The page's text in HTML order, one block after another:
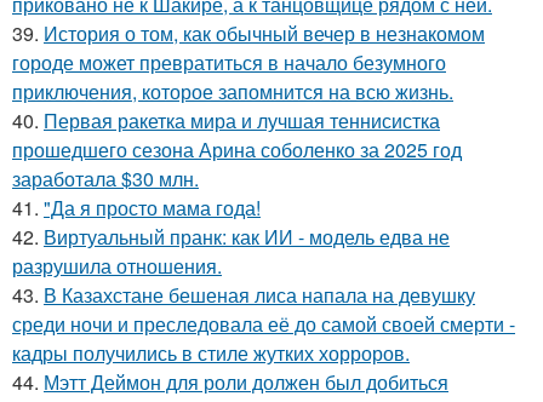
39. История о том, как обычный вечер в незнакомом
городе может превратиться в начало безумного
приключения, которое запомнится на всю жизнь.
40. Первая ракетка мира и лучшая теннисистка
прошедшего сезона Арина соболенко за 2025 год
заработала $30 млн.
41. "Да я просто мама года!
42. Виртуальный пранк: как ИИ - модель едва не
разрушила отношения.
43. В Казахстане бешеная лиса напала на девушку
среди ночи и преследовала её до самой своей смерти -
кадры получились в стиле жутких хорроров.
44. Мэтт Деймон для роли должен был добиться